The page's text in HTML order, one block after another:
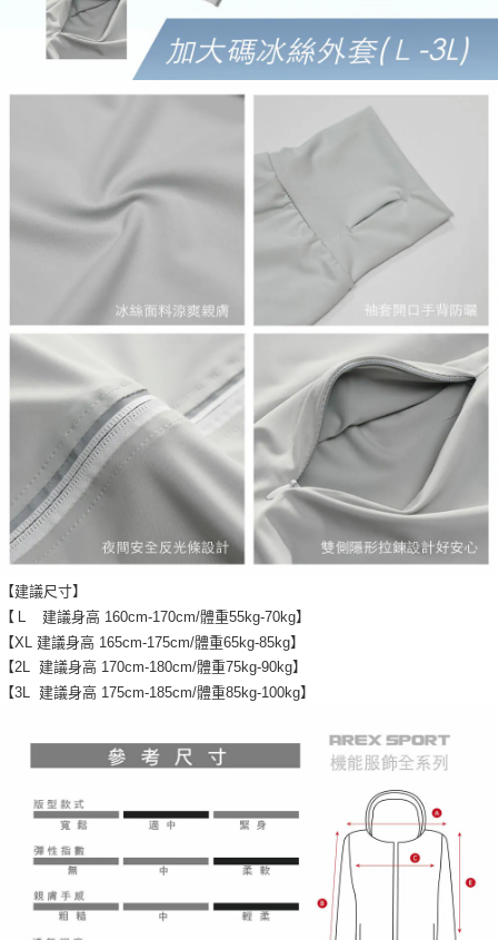
【建議尺寸】
【Ｌ 建議身高 160cm-170cm/體重55kg-70kg】
【XL 建議身高 165cm-175cm/體重65kg-85kg】
【2L 建議身高 170cm-180cm/體重75kg-90kg】
【3L 建議身高 175cm-185cm/體重85kg-100kg】